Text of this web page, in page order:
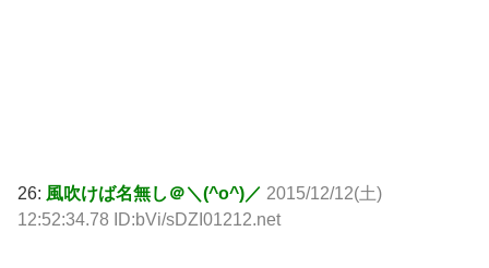
26: 風吹けば名無し＠＼(^o^)／ 2015/12/12(土)
12:52:34.78 ID:bVi/sDZI01212.net